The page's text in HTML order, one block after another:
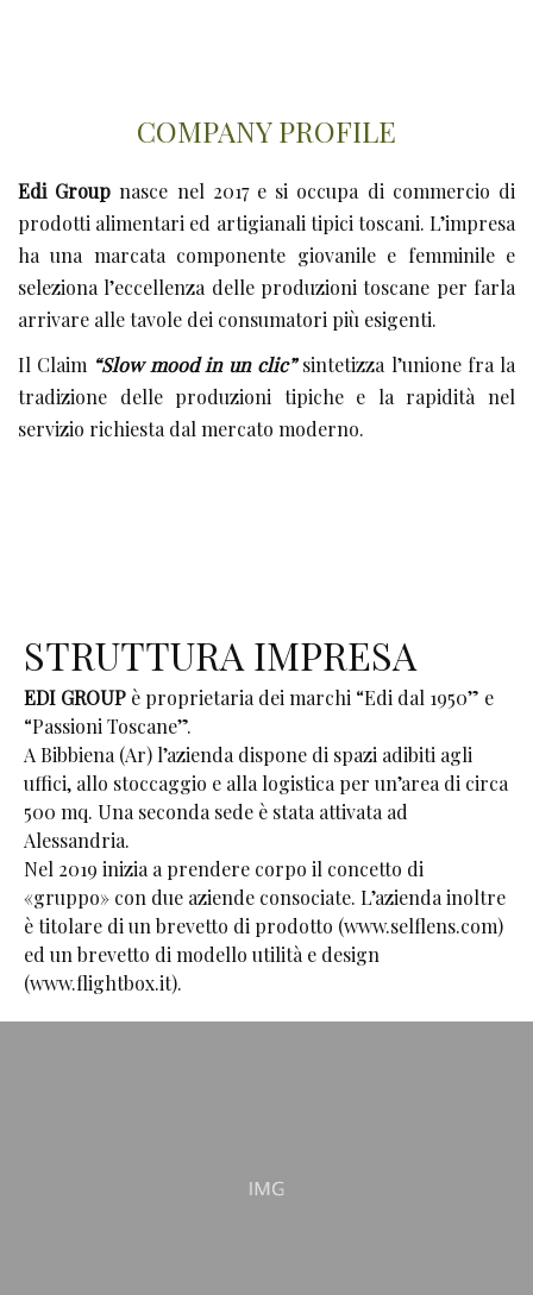
COMPANY PROFILE
Edi Groupnasce nel 2017 e si occupa di commercio di
prodotti alimentari ed artigianali tipici toscani. L’impresa
ha una marcata componente giovanile e femminile e
seleziona l’eccellenza delle produzioni toscane per farla
arrivare alle tavole dei consumatori più esigenti.
Il Claim “Slow mood in un clic”sintetizza l’unione fra la
tradizione delle produzioni tipiche e la rapidità nel
servizio richiesta dal mercato moderno.
STRUTTURA IMPRESA
EDI GROUP è proprietaria dei marchi “Edi dal 1950” e
“Passioni Toscane”.
A Bibbiena (Ar) l’azienda dispone di spazi adibiti agli
uffici, allo stoccaggio e alla logistica per un’area di circa
500 mq. Una seconda sede è stata attivata ad
Alessandria.
Nel 2019 inizia a prendere corpo il concetto di
«gruppo» con due aziende consociate. L’azienda inoltre
è titolare di un brevetto di prodotto (www.selflens.com)
ed un brevetto di modello utilità e design
(www.flightbox.it).